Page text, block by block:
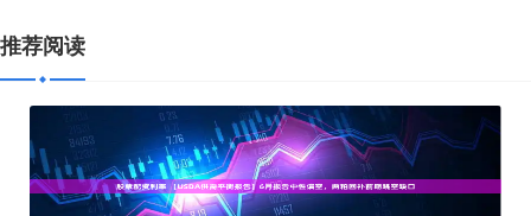
推荐阅读